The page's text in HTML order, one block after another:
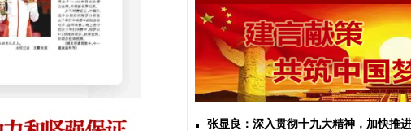
张显良：深入贯彻十九大精神，加快推